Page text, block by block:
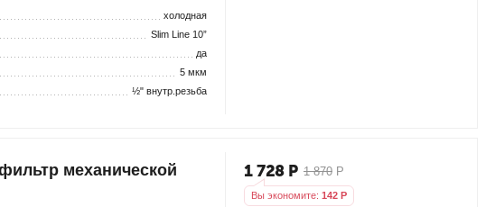
холодная
Slim Line 10”
да
5 мкм
½" внутр.резьба
механической
1 870 Р
1 728 Р
Вы экономите: 142Р